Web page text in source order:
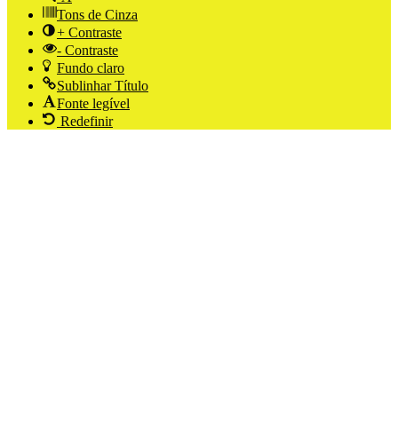
Tons de Cinza
+ Contraste
- Contraste
Fundo claro
Sublinhar Título
Fonte legível
Redefinir